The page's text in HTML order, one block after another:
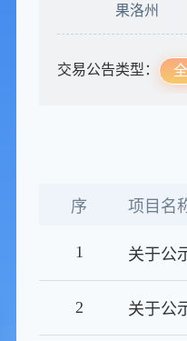
果洛州
交易公告类型：
序 项目名
1 关于公
2